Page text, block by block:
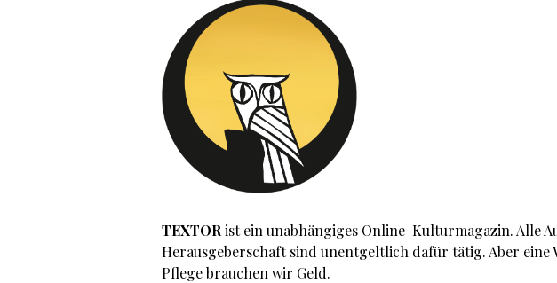
TEXTOR ist ein unabhängiges Online-Kulturmagazin. Alle
Herausgeberschaft sind unentgeltlich dafür tätig. Aber
Pflege brauchen wir Geld.